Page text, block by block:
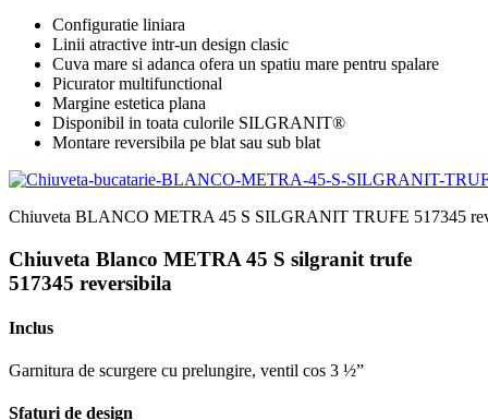
Configuratie liniara
Linii atractive intr-un design clasic
Cuva mare si adanca ofera un spatiu mare pentru spalare
Picurator multifunctional
Margine estetica plana
Disponibil in toata culorile SILGRANIT®
Montare reversibila pe blat sau sub blat
Chiuveta BLANCO METRA 45 S SILGRANIT TRUFE 517345
Chiuveta Blanco METRA 45 S silgranit trufe
517345 reversibila
Inclus
Garnitura de scurgere cu prelungire, ventil cos 3 ½”
Sfaturi de design